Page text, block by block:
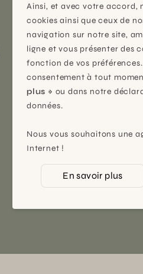
Plan-les-Ouates
Chemin des
Suisse
Ainsi, et avec votre accord,
cookies ainsi que ceux de
navigation sur notre site,
ligne et vous présenter des
fonction de vos
consentement à tout
plus » ou dans notre
données.
Nous vous souhaitons une
Internet !
En savoir plus